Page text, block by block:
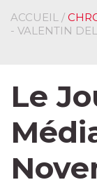
ACCUEIL /
- VALENTIN
Le